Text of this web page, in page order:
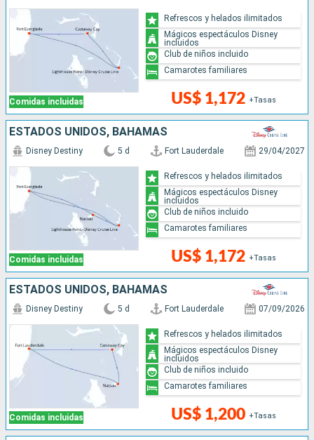
Comidas incluidas US$ 1,172 +Tasas
Refrescos y helados ilimitados
Mágicos espectáculos Disney
incluidos
Club de niños incluido
Camarotes familiares
ESTADOS UNIDOS, BAHAMAS
Comidas incluidas
Disney Destiny 5 d Fort Lauderdale 29/04/2027
US$ 1,172 +Tasas
Refrescos y helados ilimitados
Mágicos espectáculos Disney
incluidos
Club de niños incluido
Camarotes familiares
ESTADOS UNIDOS, BAHAMAS
Comidas incluidas
Disney Destiny 5 d Fort Lauderdale 07/09/2026
US$ 1,200 +Tasas
Refrescos y helados ilimitados
Mágicos espectáculos Disney
incluidos
Club de niños incluido
Camarotes familiares